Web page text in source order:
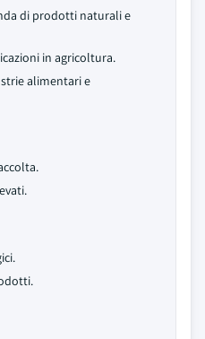
di prodotti naturali e
in agricoltura.
alimentari e